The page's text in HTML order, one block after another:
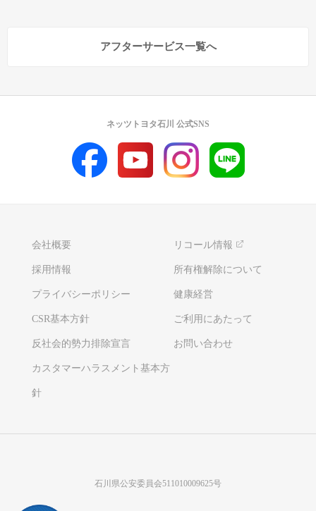
アフターサービス一覧へ
会社概要 リコール情報
採用情報 所有権解除について
プライバシーポリシー 健康経営
CSR基本方針 ご利用にあたって
反社会的勢力排除宣言 お問い合わせ
カスタマーハラスメント基本方
針
ネッツトヨタ石川 公式SNS
石川県公安委員会511010009625号